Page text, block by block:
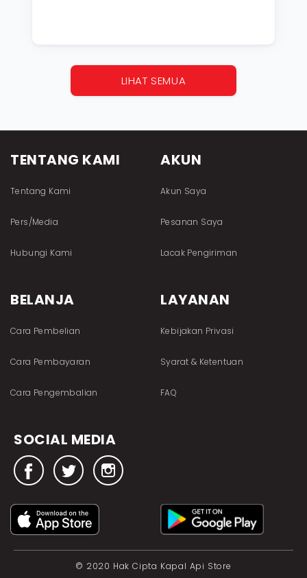
LIHAT SEMUA
TENTANG KAMI
Tentang Kami
Pers/Media
Hubungi Kami
AKUN
Akun Saya
Pesanan Saya
Lacak Pengiriman
BELANJA
Cara Pembelian
Cara Pembayaran
Cara Pengembalian
LAYANAN
Kebijakan Privasi
Syarat & Ketentuan
FAQ
SOCIAL MEDIA
© 2020 Hak Cipta Kapal Api Store